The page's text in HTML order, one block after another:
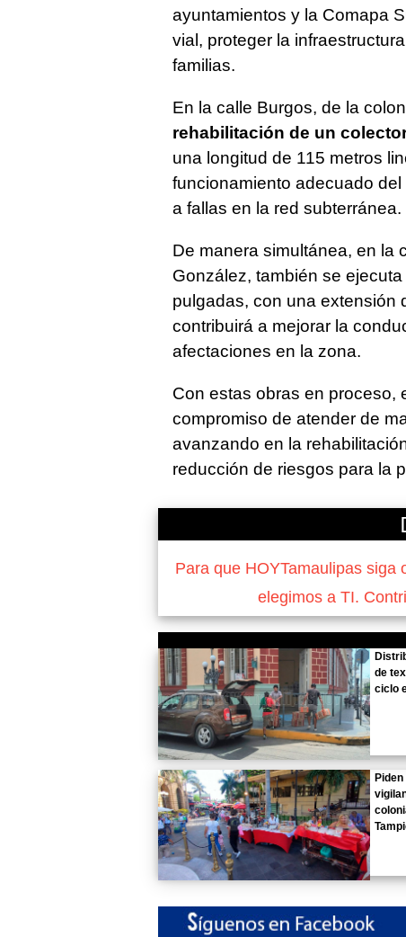
ayuntamientos y la Comapa
vial, proteger la
familias.
En la calle Burgos, de la
rehabilitación de un
una longitud de 115 metros
funcionamiento adecuado
a fallas en la red subterránea.
De manera simultánea, en la
González, también se ejecuta
pulgadas, con una extensión
contribuirá a mejorar la
afectaciones en la zona.
Con estas obras en proceso,
compromiso de atender de
avanzando en la
reducción de riesgos para la
Para que HOYTamaulipas siga
elegimos a TI.
de
ciclo